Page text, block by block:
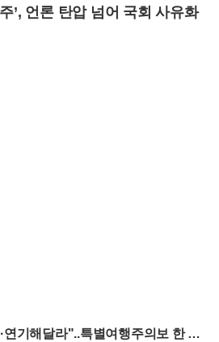
’, 언론 탄압 넘어 국회 사유화
연기해달라"..특별여행주의보 한 달